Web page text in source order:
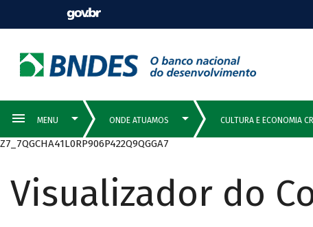
Z7_7QGCHA41L0RP906P422Q9QGGA7
Visualizador do